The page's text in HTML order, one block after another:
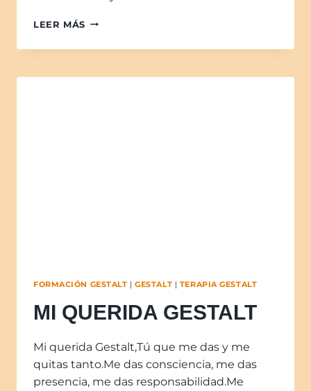
LEER MÁS
FORMACIÓN GESTALT |GESTALT | TERAPIA GESTALT
MI QUERIDA GESTALT
Mi querida Gestalt,Tú que me das y me
quitas tanto.Me das consciencia, me das
presencia, me das responsabilidad.Me